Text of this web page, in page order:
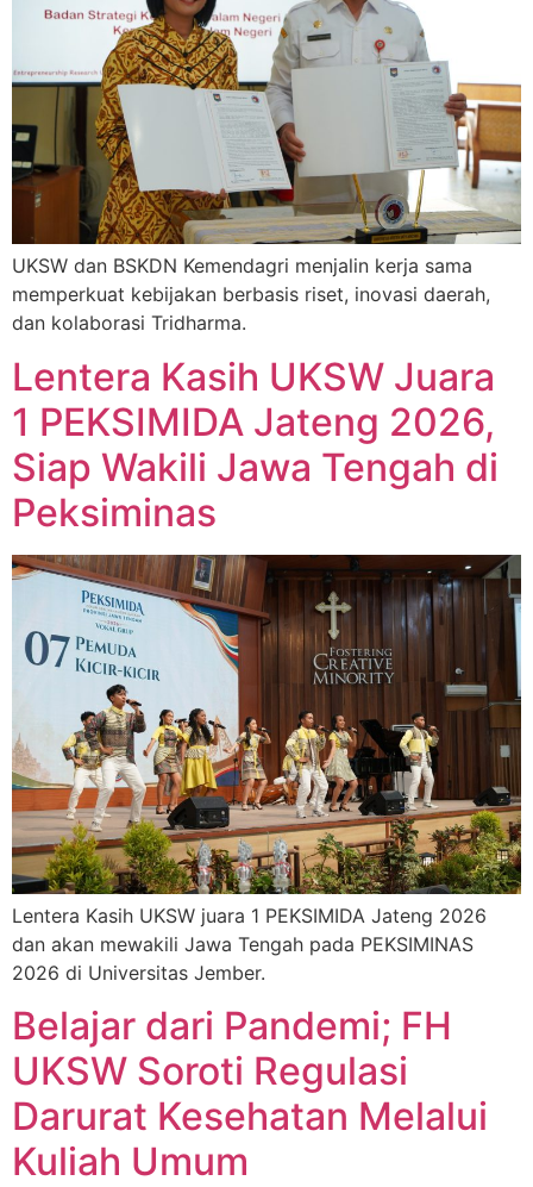
UKSW dan BSKDN Kemendagri menjalin kerja sama
memperkuat kebijakan berbasis riset, inovasi daerah,
dan kolaborasi Tridharma.
Lentera Kasih UKSW Juara
1 PEKSIMIDA Jateng 2026,
Siap Wakili Jawa Tengah di
Peksiminas
Lentera Kasih UKSW juara 1 PEKSIMIDA Jateng 2026
dan akan mewakili Jawa Tengah pada PEKSIMINAS
2026 di Universitas Jember.
Belajar dari Pandemi; FH
UKSW Soroti Regulasi
Darurat Kesehatan Melalui
Kuliah Umum